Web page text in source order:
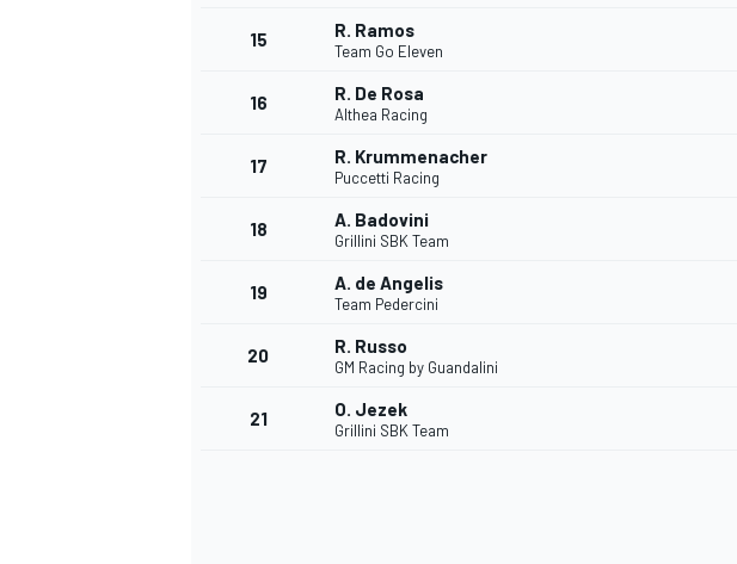
15 R. Ramos
Team Go Eleven
16 R. De Rosa
Althea Racing
17 R. Krummenacher
Puccetti Racing
18 A. Badovini
Grillini SBK Team
19 A. de Angelis
Team Pedercini
20 R. Russo
GM Racing by Guandalini
21 O. Jezek
Grillini SBK Team